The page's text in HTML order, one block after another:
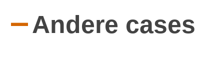
—Andere cases